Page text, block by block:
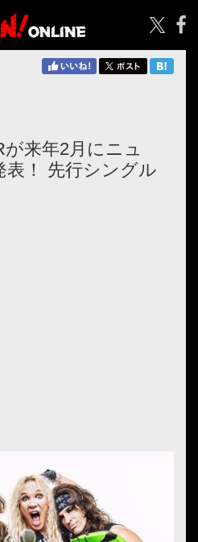
が来年2月にニュ
表！ 先行シングル